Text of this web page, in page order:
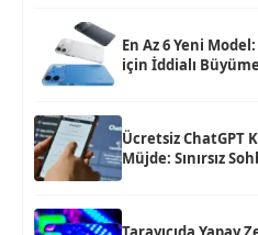
En Az 6 Yeni
için İddialı
Ücretsiz ChatGPT
Müjde: Sınırsız